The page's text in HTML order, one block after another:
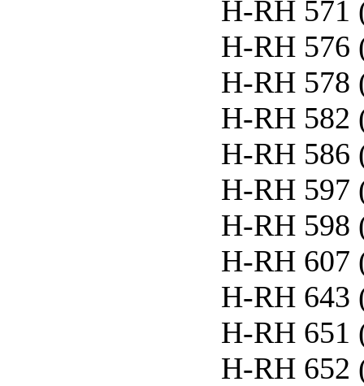
H-RH 571
H-RH 576
H-RH 578
H-RH 582
H-RH 586
H-RH 597
H-RH 598
H-RH 607
H-RH 643
H-RH 651
H-RH 652